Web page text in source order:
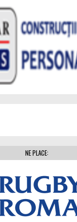
NE PLACE: